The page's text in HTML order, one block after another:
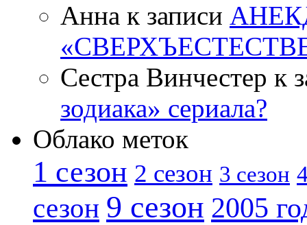
Анна к записи
Сестра Винчестер к
зодиака» сериала?
Облако меток
1 сезон 2 сезон 3 сезон
сезон 9 сезон 2005